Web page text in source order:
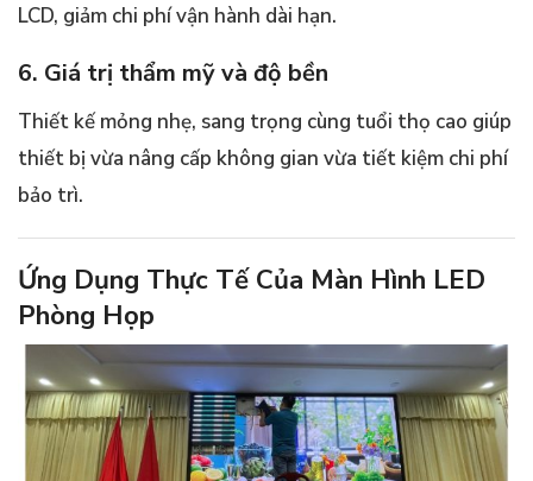
LCD, giảm chi phí vận hành dài hạn.
6. Giá trị thẩm mỹ và độ bền
Thiết kế mỏng nhẹ, sang trọng cùng tuổi thọ cao giúp
thiết bị vừa nâng cấp không gian vừa tiết kiệm chi phí
bảo trì.
Ứng Dụng Thực Tế Của Màn Hình LED
Phòng Họp